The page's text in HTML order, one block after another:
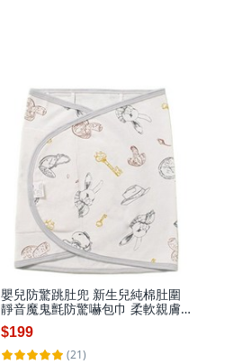
嬰兒防驚跳肚兜 新生兒純棉肚圍
靜音魔鬼氈防驚嚇包巾 柔軟親膚
多功能護肚腹捲 愛麗絲夢遊款
$199
(21)